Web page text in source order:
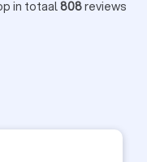
in totaal808reviews